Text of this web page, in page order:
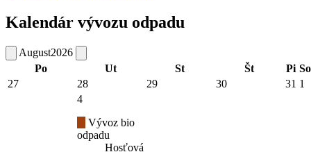
Kalendár vývozu odpadu
August2026
Po
Ut St Št Pi So
27
28 29 30 31 1
4
Vývoz bio
odpadu
Hosťová